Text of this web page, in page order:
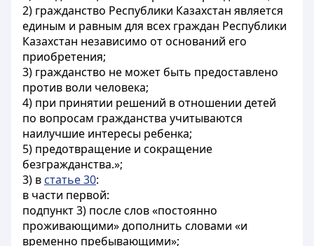
2) гражданство Республики Казахстан является
единым и равным для всех граждан Республики
Казахстан независимо от оснований его
приобретения;
3) гражданство не может быть предоставлено
против воли человека;
4) при принятии решений в отношении детей
по вопросам гражданства учитываются
наилучшие интересы ребенка;
5) предотвращение и сокращение
безгражданства.»;
3) в статье 30:
в части первой:
подпункт 3) после слов «постоянно
проживающими» дополнить словами «и
временно пребывающими»;